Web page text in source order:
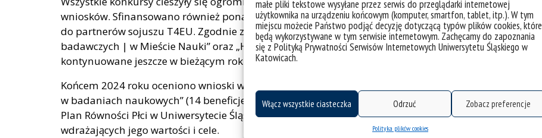
małe pliki tekstowe wysyłane przez serwis do przeglądarki internetowej
użytkownika na urządzeniu końcowym (komputer, smartfon, tablet, itp.). W tym
miejscu możecie Państwo podjąć decyzję dotyczącą typów plików cookies, które
będą wykorzystywane w tym serwisie internetowym. Zachęcamy do zapoznania
się z Polityką Prywatności Serwisów Internetowych Uniwersytetu Śląskiego w
Katowicach.
Włącz wszystkie ciasteczka Odrzuć Zobacz preferencje
Polityka plików cookies
wniosków. Sfinansowano również ponad 40 wyjazdów naukowców z Uniwersytetu Śląskiego
do partnerów sojuszu T4EU. Zgodnie z regulaminami konkursów, „Widzialność centrów
badawczych | w Mieście Nauki” oraz „Horyzont twórczy | w Mieście Nauki” będą
kontynuowane jeszcze w bieżącym roku jako elementy Inicjatywy Doskonałości Badawczej.
Końcem 2024 roku oceniono wnioski w ramach III edycji konkursu „Równość i różnorodność
w badaniach naukowych” (14 beneficjentów), który jest odpowiedzią na przyjęty w 2021 roku
Plan Równości Płci w Uniwersytecie Śląskim, stanowiąc jedno z ważnych narzędzi
wdrażających jego wartości i cele.